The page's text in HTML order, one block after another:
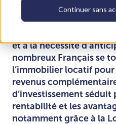
Continuer sans
revenus
Face à une
et à la nécessité
nombreux Français se
l’immobilier locatif
revenus
d’investissement séduit
rentabilité et les
notamment grâce à la